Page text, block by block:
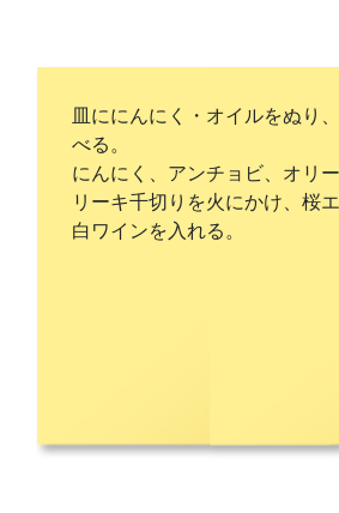
皿ににんにく・オイルをぬり
べる。
にんにく、アンチョビ、オリ
リーキ千切りを火にかけ、桜
白ワインを入れる。